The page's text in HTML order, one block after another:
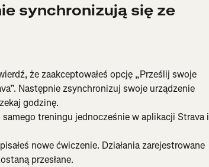
synchronizują się ze
że zaakceptowałeś opcję „Prześlij swoje
Następnie zsynchronizuj swoje urządzenie
godzinę.
treningu jednocześnie w aplikacji Strava i
nowe ćwiczenie. Działania zarejestrowane
przesłane.